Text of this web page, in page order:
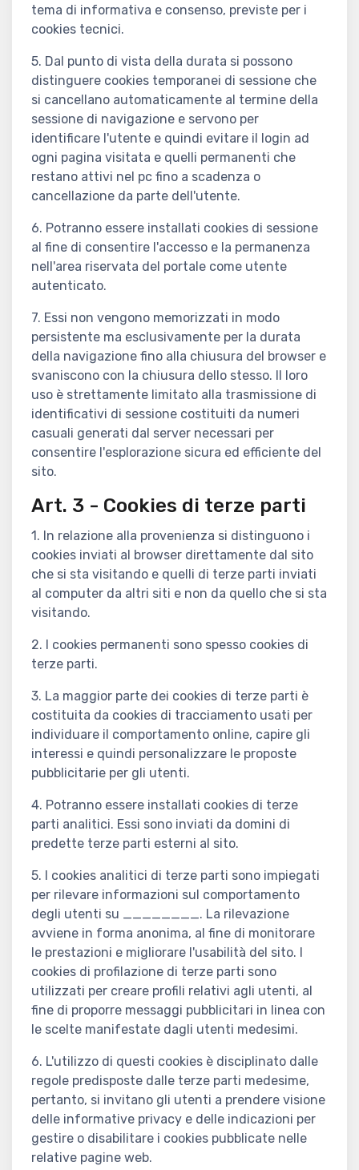
tema di informativa e consenso, previste per i
cookies tecnici.
5. Dal punto di vista della durata si possono
distinguere cookies temporanei di sessione che
si cancellano automaticamente al termine della
sessione di navigazione e servono per
identificare l'utente e quindi evitare il login ad
ogni pagina visitata e quelli permanenti che
restano attivi nel pc fino a scadenza o
cancellazione da parte dell'utente.
6. Potranno essere installati cookies di sessione
al fine di consentire l'accesso e la permanenza
nell'area riservata del portale come utente
autenticato.
7. Essi non vengono memorizzati in modo
persistente ma esclusivamente per la durata
della navigazione fino alla chiusura del browser e
svaniscono con la chiusura dello stesso. Il loro
uso è strettamente limitato alla trasmissione di
identificativi di sessione costituiti da numeri
casuali generati dal server necessari per
consentire l'esplorazione sicura ed efficiente del
sito.
Art. 3 - Cookies di terze parti
1. In relazione alla provenienza si distinguono i
cookies inviati al browser direttamente dal sito
che si sta visitando e quelli di terze parti inviati
al computer da altri siti e non da quello che si sta
visitando.
2. I cookies permanenti sono spesso cookies di
terze parti.
3. La maggior parte dei cookies di terze parti è
costituita da cookies di tracciamento usati per
individuare il comportamento online, capire gli
interessi e quindi personalizzare le proposte
pubblicitarie per gli utenti.
4. Potranno essere installati cookies di terze
parti analitici. Essi sono inviati da domini di
predette terze parti esterni al sito.
5. I cookies analitici di terze parti sono impiegati
per rilevare informazioni sul comportamento
degli utenti su ________. La rilevazione
avviene in forma anonima, al fine di monitorare
le prestazioni e migliorare l'usabilità del sito. I
cookies di profilazione di terze parti sono
utilizzati per creare profili relativi agli utenti, al
fine di proporre messaggi pubblicitari in linea con
le scelte manifestate dagli utenti medesimi.
6. L'utilizzo di questi cookies è disciplinato dalle
regole predisposte dalle terze parti medesime,
pertanto, si invitano gli utenti a prendere visione
delle informative privacy e delle indicazioni per
gestire o disabilitare i cookies pubblicate nelle
relative pagine web.